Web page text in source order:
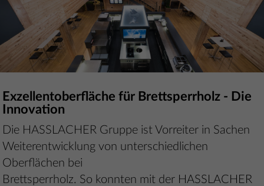
Exzellentoberfläche für Brettsperrholz - Die
Innovation
Die HASSLACHER Gruppe ist Vorreiter in Sachen
Weiterentwicklung von unterschiedlichen
Oberflächen bei
Brettsperrholz. So konnten mit der HASSLACHER